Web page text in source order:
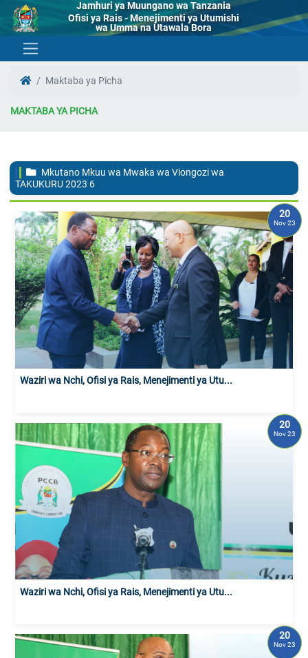
Jamhuri ya Muungano wa Tanzania
Ofisi ya Rais - Menejimenti ya Utumishi
wa Umma na Utawala Bora
Maktaba ya Picha
MAKTABA YA PICHA
Mkutano Mkuu wa Mwaka wa Viongozi wa
TAKUKURU 2023 6
Waziri wa Nchi, Ofisi ya Rais, Menejimenti ya Utu...
20
Nov 23
Waziri wa Nchi, Ofisi ya Rais, Menejimenti ya Utu...
20
Nov 23
20
Nov 23